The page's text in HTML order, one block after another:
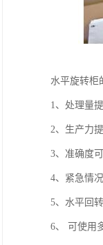
水平旋转柜
1、处理量
2、生产力提
3、准确度
4、紧急情
5、水平回
6、 可使用